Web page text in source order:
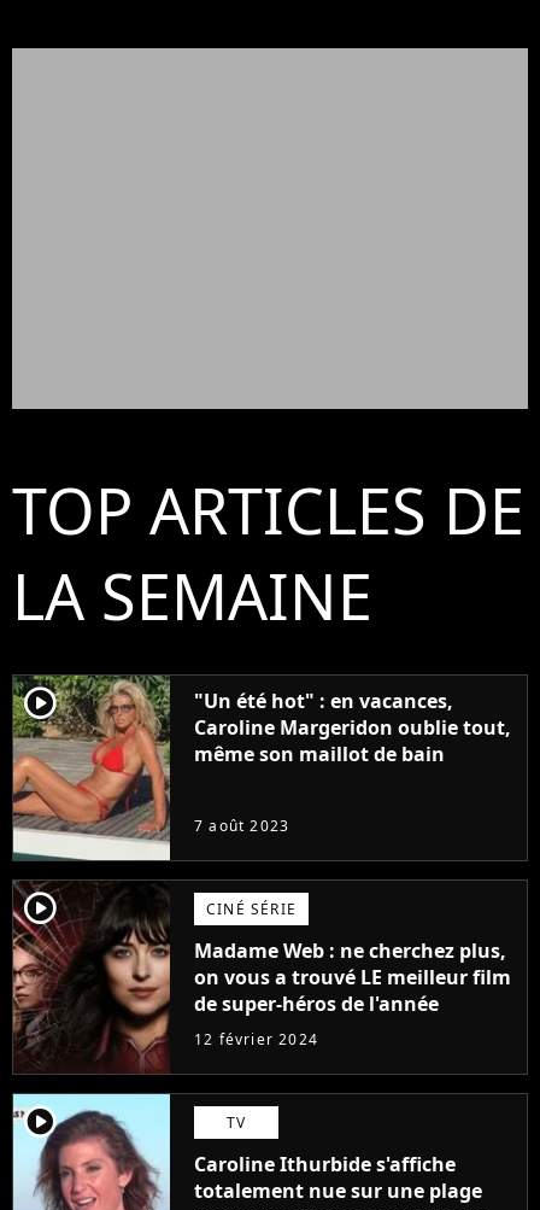
TOP ARTICLES DE
LA SEMAINE
player2
"Un été hot" : en vacances,
Caroline Margeridon oublie tout,
même son maillot de bain
7 août 2023
player2 CINÉ SÉRIE
Madame Web : ne cherchez plus,
on vous a trouvé LE meilleur film
de super-héros de l'année
12 février 2024
player2 TV
Caroline Ithurbide s'affiche
totalement nue sur une plage